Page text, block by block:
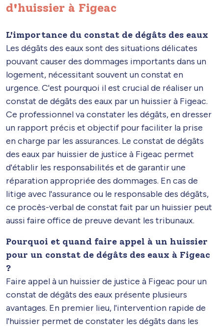
d'huissier à Figeac
L'importance du constat de dégâts des eaux
Les dégâts des eaux sont des situations délicates
pouvant causer des dommages importants dans un
logement, nécessitant souvent un constat en
urgence. C'est pourquoi il est crucial de réaliser un
constat de dégâts des eaux par un huissier à Figeac.
Ce professionnel va constater les dégâts, en dresser
un rapport précis et objectif pour faciliter la prise
en charge par les assurances. Le constat de dégâts
des eaux par huissier de justice à Figeac permet
d'établir les responsabilités et de garantir une
réparation appropriée des dommages. En cas de
litige avec l'assurance ou le responsable des dégâts,
ce procès-verbal de constat fait par un huissier peut
aussi faire office de preuve devant les tribunaux.
Pourquoi et quand faire appel à un huissier
pour un constat de dégâts des eaux à Figeac
?
Faire appel à un huissier de justice à Figeac pour un
constat de dégâts des eaux présente plusieurs
avantages. En premier lieu, l'intervention rapide de
l'huissier permet de constater les dégâts dans les